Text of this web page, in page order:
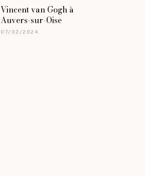
Vincent van Gogh à
Auvers-sur-Oise
07/02/2024